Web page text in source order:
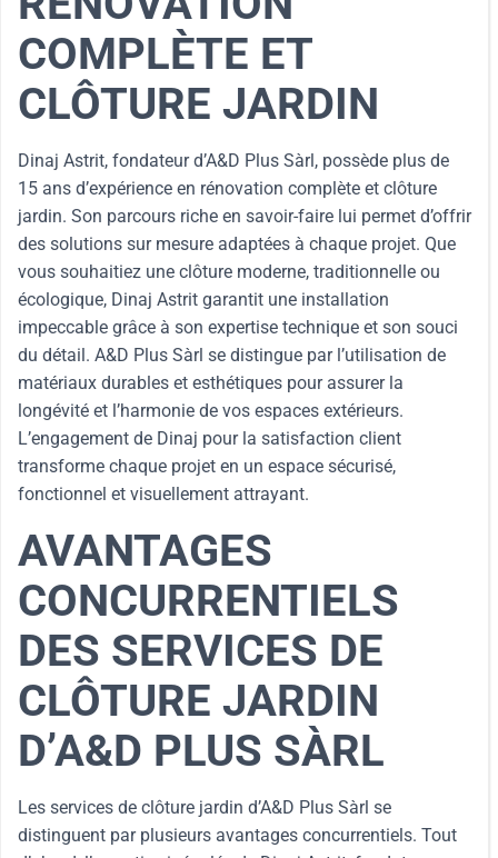
COMPLÈTE ET
CLÔTURE JARDIN
Dinaj Astrit, fondateur d’A&D Plus Sàrl, possède plus de
15 ans d’expérience en rénovation complète et clôture
jardin. Son parcours riche en savoir-faire lui permet d’offrir
des solutions sur mesure adaptées à chaque projet. Que
vous souhaitiez une clôture moderne, traditionnelle ou
écologique, Dinaj Astrit garantit une installation
impeccable grâce à son expertise technique et son souci
du détail. A&D Plus Sàrl se distingue par l’utilisation de
matériaux durables et esthétiques pour assurer la
longévité et l’harmonie de vos espaces extérieurs.
L’engagement de Dinaj pour la satisfaction client
transforme chaque projet en un espace sécurisé,
fonctionnel et visuellement attrayant.
AVANTAGES
CONCURRENTIELS
DES SERVICES DE
CLÔTURE JARDIN
D’A&D PLUS SÀRL
Les services de clôture jardin d’A&D Plus Sàrl se
distinguent par plusieurs avantages concurrentiels. Tout